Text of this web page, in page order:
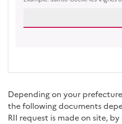
Depending on your
the following documents
RII request is made on site,